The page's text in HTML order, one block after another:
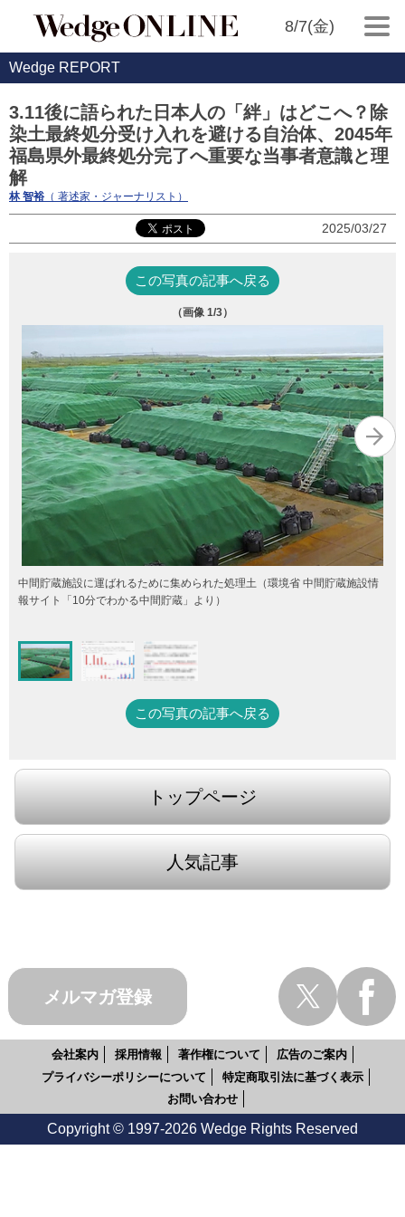
8/7(金)
Wedge REPORT
3.11後に語られた日本人の「絆」はどこへ？除
染土最終処分受け入れを避ける自治体、2045年
福島県外最終処分完了へ重要な当事者意識と理
解
林 智裕 （ 著述家・ジャーナリスト）
2025/03/27
この写真の記事へ戻る
（画像 1/3）
中間貯蔵施設に運ばれるために集められた処理土（環境省 中間貯蔵施設情
報サイト「10分でわかる中間貯蔵」より）
この写真の記事へ戻る
トップページ
人気記事
メルマガ登録
会社案内 採用情報 著作権について
広告のご案内
プライバシーポリシーについて
特定商取引法に基づく表示
お問い合わせ
Copyright © 1997-2026 Wedge Rights Reserved